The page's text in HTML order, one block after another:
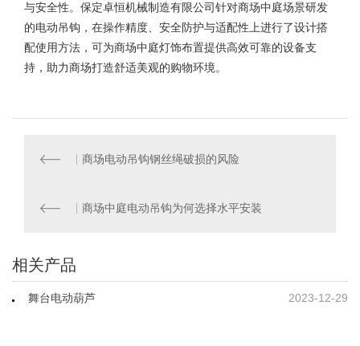
与安全性。保定卓恒机械制造有限公司针对商场中庭场景研发
的电动吊钩，在操作精度、安全防护与适配性上进行了设计搭
配使用方法，可为商场中庭灯饰布置提供高效可靠的设备支
持，助力商场打造舒适美观的购物环境。
商场电动吊钩钢丝绳破损的风险
商场中庭电动吊钩为何选择水平安装
相关产品
2023-12-29
舞台电动葫芦